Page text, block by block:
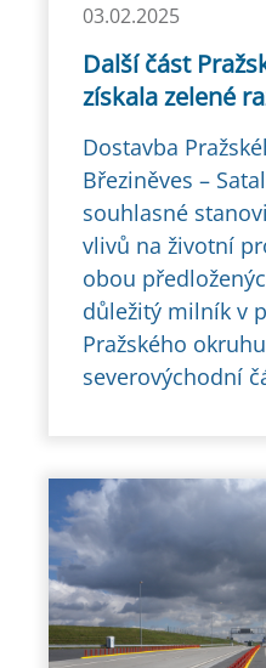
03.02.2025
Další část
získala zelené
Dostavba
Březiněves –
souhlasné
vlivů na životní
obou
důležitý milník v
Pražského
severovýchodní